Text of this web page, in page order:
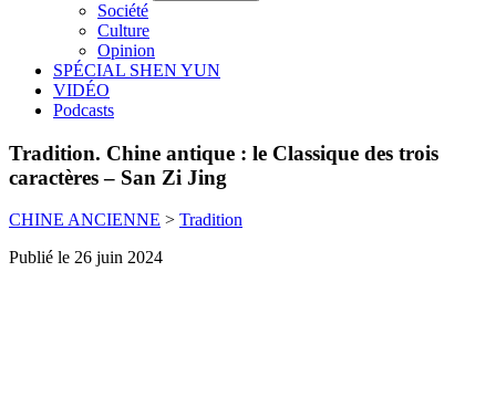
Société
Culture
Opinion
SPÉCIAL SHEN YUN
VIDÉO
Podcasts
Tradition. Chine antique : le Classique des trois
caractères – San Zi Jing
CHINE ANCIENNE > Tradition
Publié le 26 juin 2024